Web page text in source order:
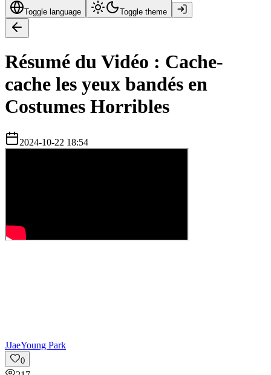
Toggle language Toggle theme
Résumé du Vidéo : Cache-
cache les yeux bandés en
Costumes Horribles
2024-10-22 18:54
JJaeYoung Park
0